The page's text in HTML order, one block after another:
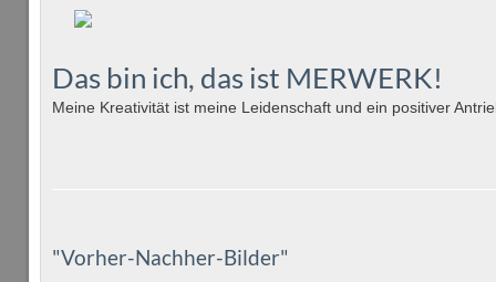
Das bin ich, das ist MERWERK!
Meine Kreativität ist meine Leidenschaft und ein positiver
"Vorher-Nachher-Bilder"